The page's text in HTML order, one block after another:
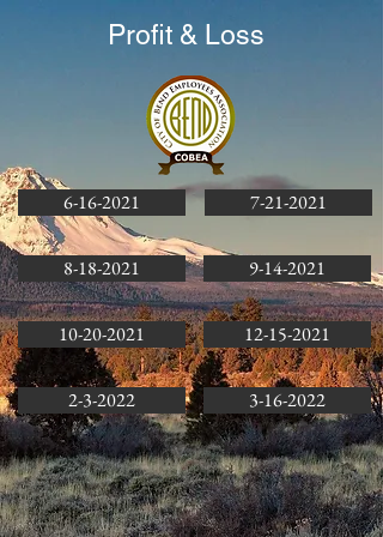
Profit & Loss
6-16-2021 7-21-2021
2-3-2022 3-16-2022
8-18-2021 9-14-2021
10-20-2021 12-15-2021